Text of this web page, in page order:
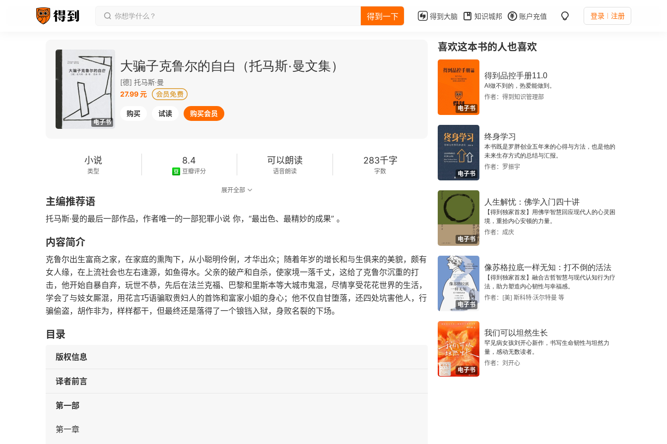
得到一下 得到大脑 知识城邦 账户充值 登录 注册
电子书
大骗子克鲁尔的自白（托马斯·曼文集）
[德] 托马斯·曼
27.99 元
购买 试读 购买会员
小说
类型
8.4
豆瓣评分
可以朗读
语音朗读
283千字
字数
发行日期
展开全部
主编推荐语
托马斯·曼的最后一部作品，作者唯一的一部犯罪小说 你，“最出色、最精妙的成果” 。
内容简介
克鲁尔出生富商之家，在家庭的熏陶下，从小聪明伶俐，才华出众；随着年岁的增长和与生俱来的美貌，颇有
女人缘，在上流社会也左右逢源，如鱼得水。父亲的破产和自杀，使家境一落千丈，这给了克鲁尔沉重的打
击，他开始自暴自弃，玩世不恭，先后在法兰克福、巴黎和里斯本等大城市鬼混，尽情享受花花世界的生活，
学会了与妓女厮混，用花言巧语骗取贵妇人的首饰和富家小姐的身心；他不仅自甘堕落，还四处坑害他人，行
骗偷盗，胡作非为，样样都干，但最终还是落得了一个锒铛入狱，身败名裂的下场。
目录
版权信息
译者前言
第一部
第一章
喜欢这本书的人也喜欢
电子书
得到品控手册11.0
AI做不到的，热爱能做到。
作者：得到知识管理部
电子书
终身学习
本书既是罗胖创业五年来的心得与方法，也是他的
未来生存方式的总结与汇报。
作者：罗振宇
电子书
人生解忧：佛学入门四十讲
【得到独家首发】用佛学智慧回应现代人的心灵困
境，重拾内心安顿的力量。
作者：成庆
电子书
像苏格拉底一样无知：打不倒的活法
【得到独家首发】融合古哲智慧与现代认知行为疗
法，助力塑造内心韧性与幸福感。
作者：[美] 斯科特·沃尔特曼 等
电子书
我们可以坦然生长
罕见病女孩刘开心新作，书写生命韧性与坦然力
量，感动无数读者。
作者：刘开心